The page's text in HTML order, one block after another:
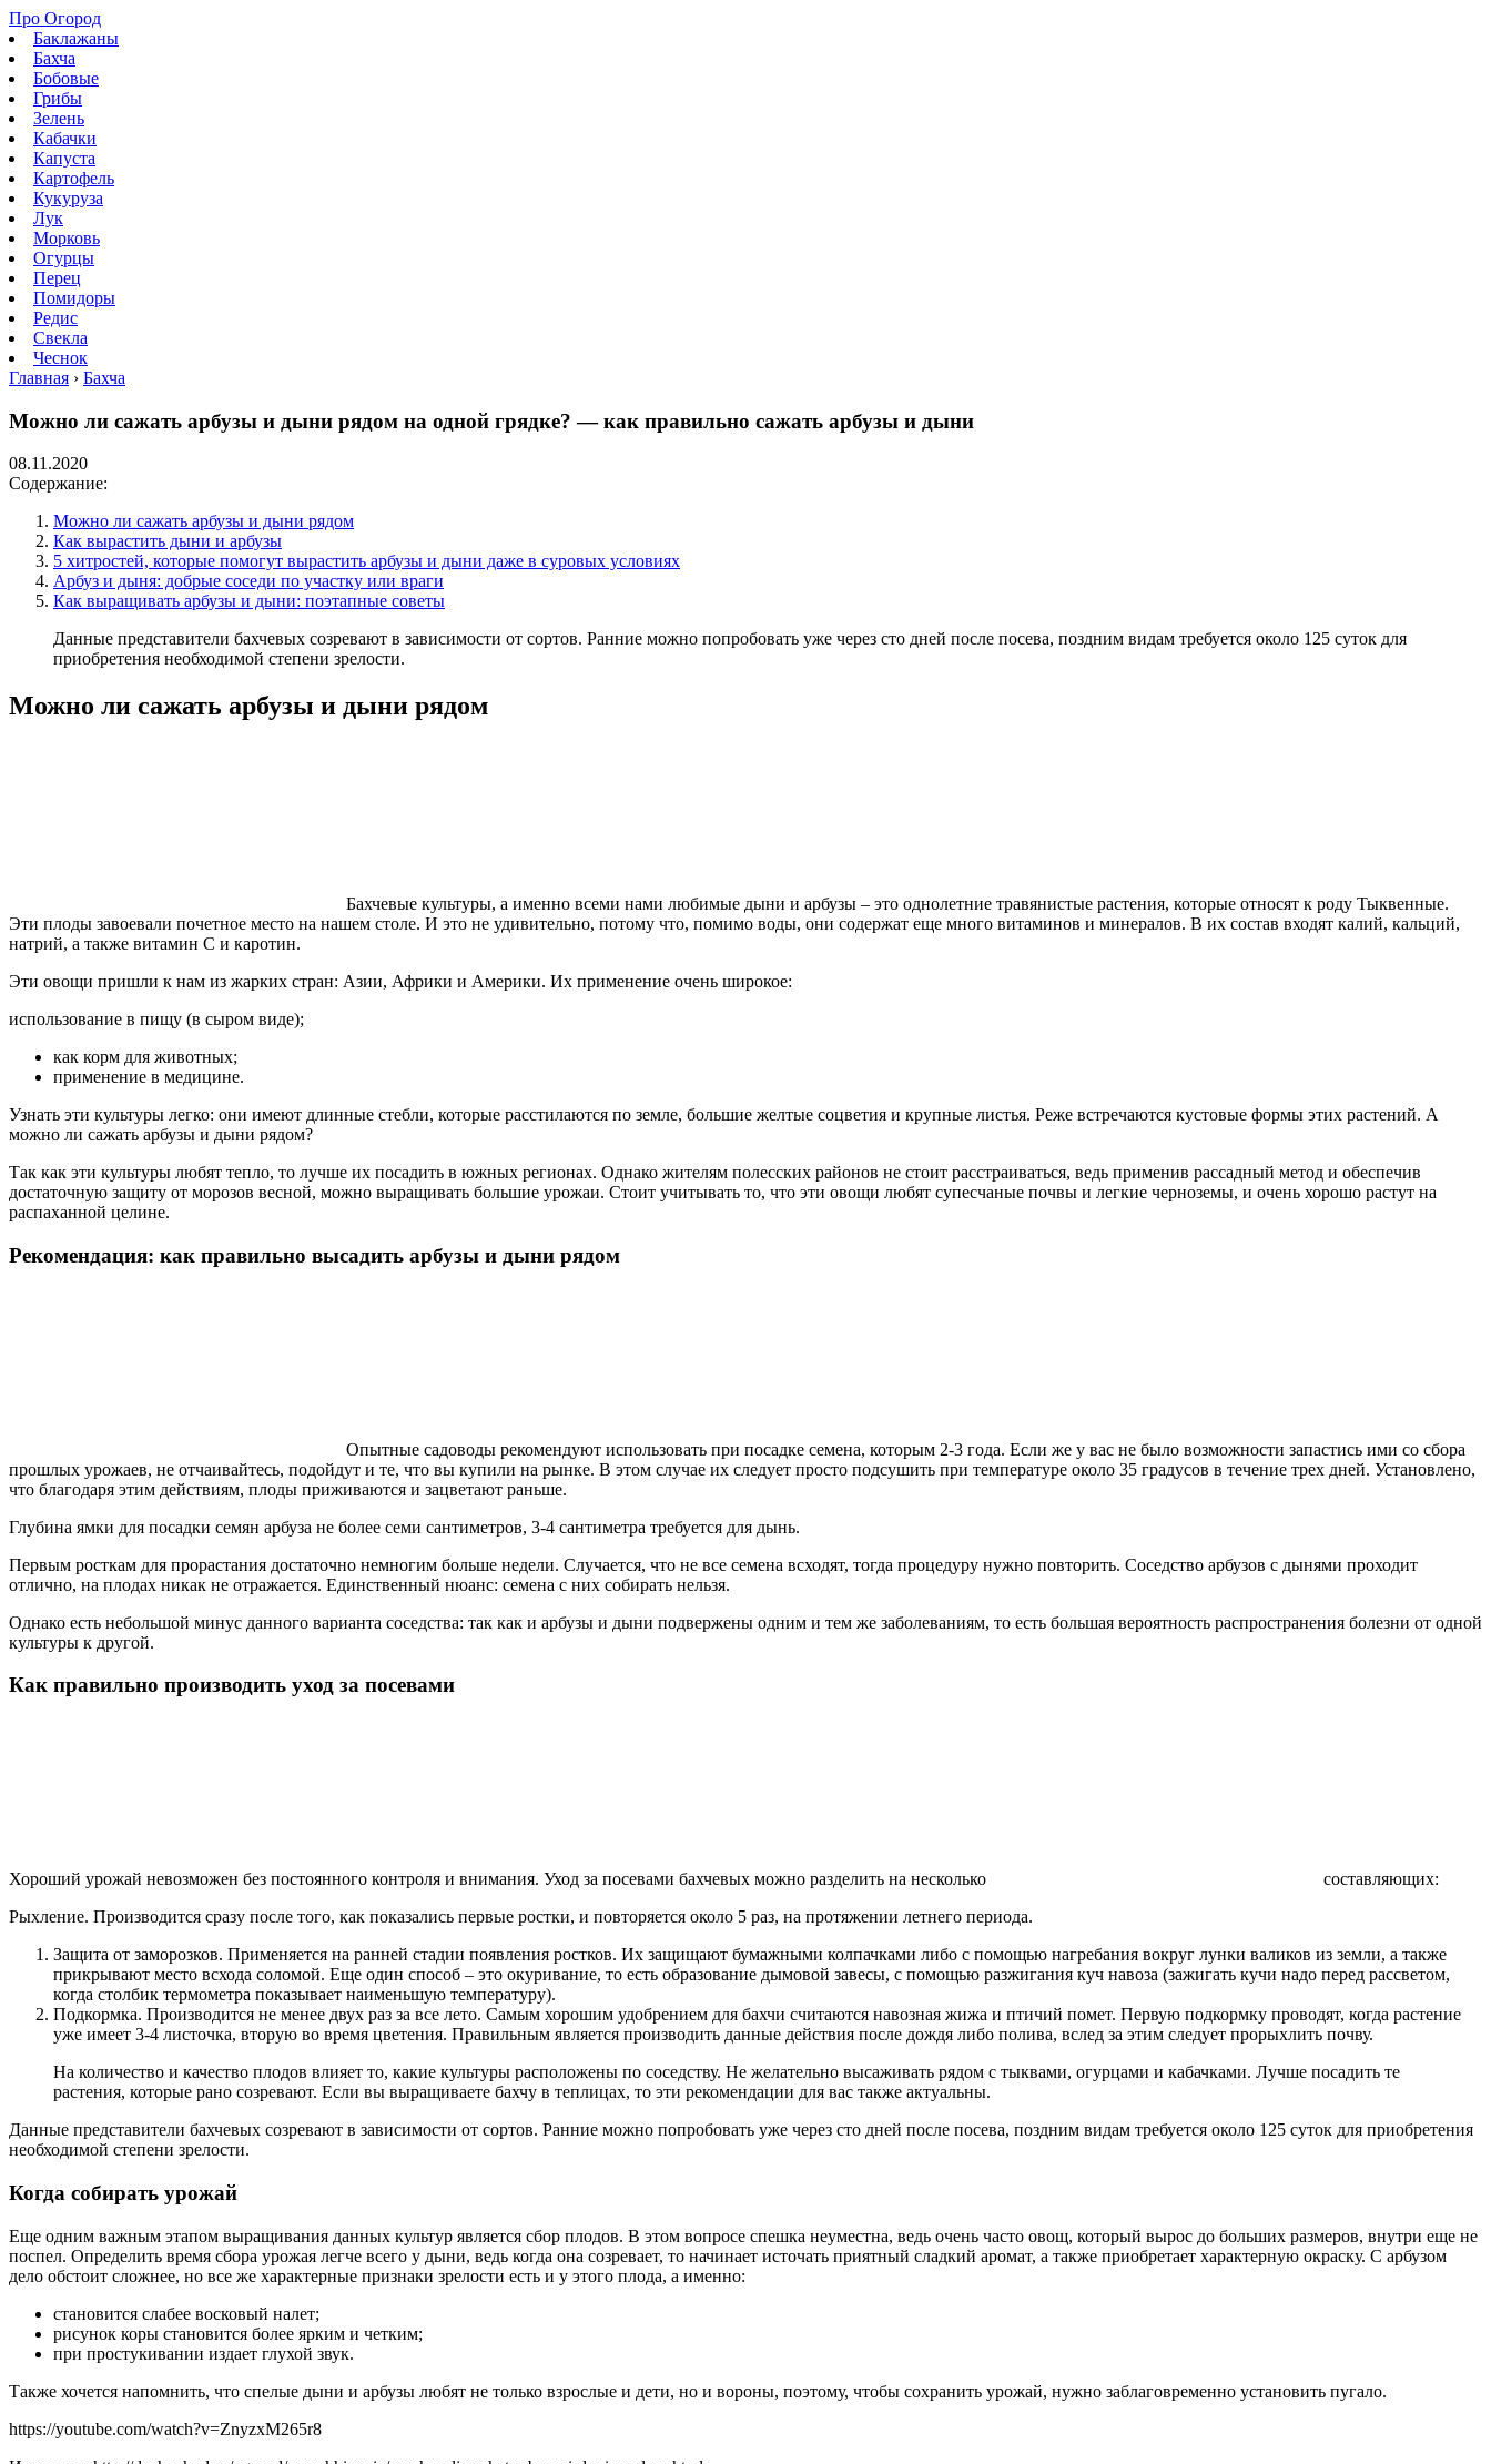
Про Огород
Баклажаны
Бахча
Бобовые
Грибы
Зелень
Кабачки
Капуста
Картофель
Кукуруза
Лук
Морковь
Огурцы
Перец
Помидоры
Редис
Свекла
Чеснок
Главная › Бахча
Можно ли сажать арбузы и дыни рядом на одной грядке? — как правильно сажать арбузы и дыни
08.11.2020
Содержание:
Можно ли сажать арбузы и дыни рядом
Как вырастить дыни и арбузы
5 хитростей, которые помогут вырастить арбузы и дыни даже в суровых условиях
Арбуз и дыня: добрые соседи по участку или враги
Как выращивать арбузы и дыни: поэтапные советы
Данные представители бахчевых созревают в зависимости от сортов. Ранние можно попробовать уже через сто дней после посева, поздним видам требуется около 125 суток для
приобретения необходимой степени зрелости.
Можно ли сажать арбузы и дыни рядом
Бахчевые культуры, а именно всеми нами любимые дыни и арбузы – это однолетние травянистые растения, которые относят к роду Тыквенные.
Эти плоды завоевали почетное место на нашем столе. И это не удивительно, потому что, помимо воды, они содержат еще много витаминов и минералов. В их состав входят калий, кальций,
натрий, а также витамин С и каротин.
Эти овощи пришли к нам из жарких стран: Азии, Африки и Америки. Их применение очень широкое:
использование в пищу (в сыром виде);
как корм для животных;
применение в медицине.
Узнать эти культуры легко: они имеют длинные стебли, которые расстилаются по земле, большие желтые соцветия и крупные листья. Реже встречаются кустовые формы этих растений. А
можно ли сажать арбузы и дыни рядом?
Так как эти культуры любят тепло, то лучше их посадить в южных регионах. Однако жителям полесских районов не стоит расстраиваться, ведь применив рассадный метод и обеспечив
достаточную защиту от морозов весной, можно выращивать большие урожаи. Стоит учитывать то, что эти овощи любят супесчаные почвы и легкие черноземы, и очень хорошо растут на
распаханной целине.
Рекомендация: как правильно высадить арбузы и дыни рядом
Опытные садоводы рекомендуют использовать при посадке семена, которым 2-3 года. Если же у вас не было возможности запастись ими со сбора
прошлых урожаев, не отчаивайтесь, подойдут и те, что вы купили на рынке. В этом случае их следует просто подсушить при температуре около 35 градусов в течение трех дней. Установлено,
что благодаря этим действиям, плоды приживаются и зацветают раньше.
Глубина ямки для посадки семян арбуза не более семи сантиметров, 3-4 сантиметра требуется для дынь.
Первым росткам для прорастания достаточно немногим больше недели. Случается, что не все семена всходят, тогда процедуру нужно повторить. Соседство арбузов с дынями проходит
отлично, на плодах никак не отражается. Единственный нюанс: семена с них собирать нельзя.
Однако есть небольшой минус данного варианта соседства: так как и арбузы и дыни подвержены одним и тем же заболеваниям, то есть большая вероятность распространения болезни от одной
культуры к другой.
Как правильно производить уход за посевами
Хороший урожай невозможен без постоянного контроля и внимания. Уход за посевами бахчевых можно разделить на несколько
составляющих:
Рыхление. Производится сразу после того, как показались первые ростки, и повторяется около 5 раз, на протяжении летнего периода.
Защита от заморозков. Применяется на ранней стадии появления ростков. Их защищают бумажными колпачками либо с помощью нагребания вокруг лунки валиков из земли, а также
прикрывают место всхода соломой. Еще один способ – это окуривание, то есть образование дымовой завесы, с помощью разжигания куч навоза (зажигать кучи надо перед рассветом,
когда столбик термометра показывает наименьшую температуру).
Подкормка. Производится не менее двух раз за все лето. Самым хорошим удобрением для бахчи считаются навозная жижа и птичий помет. Первую подкормку проводят, когда растение
уже имеет 3-4 листочка, вторую во время цветения. Правильным является производить данные действия после дождя либо полива, вслед за этим следует прорыхлить почву.
На количество и качество плодов влияет то, какие культуры расположены по соседству. Не желательно высаживать рядом с тыквами, огурцами и кабачками. Лучше посадить те
растения, которые рано созревают. Если вы выращиваете бахчу в теплицах, то эти рекомендации для вас также актуальны.
Данные представители бахчевых созревают в зависимости от сортов. Ранние можно попробовать уже через сто дней после посева, поздним видам требуется около 125 суток для приобретения
необходимой степени зрелости.
Когда собирать урожай
Еще одним важным этапом выращивания данных культур является сбор плодов. В этом вопросе спешка неуместна, ведь очень часто овощ, который вырос до больших размеров, внутри еще не
поспел. Определить время сбора урожая легче всего у дыни, ведь когда она созревает, то начинает источать приятный сладкий аромат, а также приобретает характерную окраску. С арбузом
дело обстоит сложнее, но все же характерные признаки зрелости есть и у этого плода, а именно:
становится слабее восковый налет;
рисунок коры становится более ярким и четким;
при простукивании издает глухой звук.
Также хочется напомнить, что спелые дыни и арбузы любят не только взрослые и дети, но и вороны, поэтому, чтобы сохранить урожай, нужно заблаговременно установить пугало.
https://youtube.com/watch?v=ZnyzxM265r8